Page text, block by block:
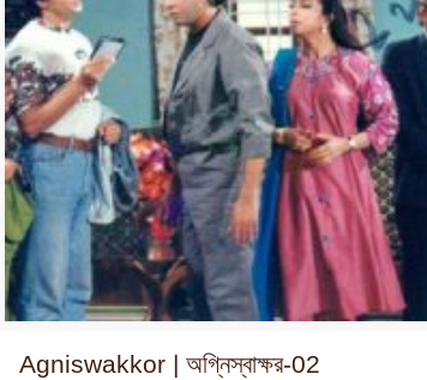
Agniswakkor | অগ্নিস্বাক্ষর-02